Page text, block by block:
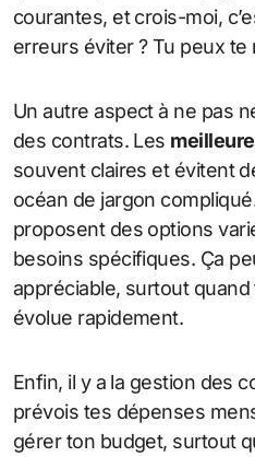
courantes, et crois-moi,
erreurs éviter ? Tu peux te
Un autre aspect à ne pas
des contrats. Les
souvent claires et évitent
océan de jargon
proposent des options
besoins spécifiques. Ça
appréciable, surtout
évolue rapidement.
Enfin, il y a la gestion des
prévois tes dépenses
gérer ton budget, surtout